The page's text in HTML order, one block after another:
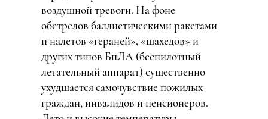
воздушной тревоги. На фоне
обстрелов баллистическими ракетами
и налетов «гераней», «шахедов» и
других типов БпЛА (беспилотный
летательный аппарат) существенно
ухудшается самочувствие пожилых
граждан, инвалидов и пенсионеров.